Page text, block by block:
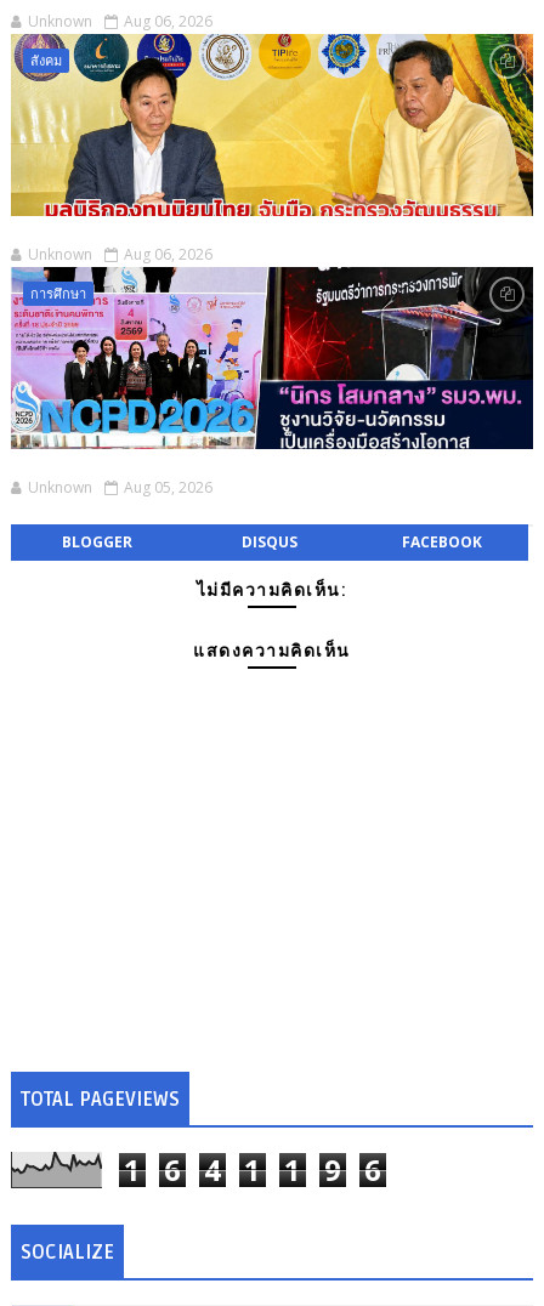
Unknown Aug 06, 2026
สังคม
Unknown Aug 06, 2026
การศึกษา
Unknown Aug 05, 2026
BLOGGER DISQUS FACEBOOK
ไม่มีความคิดเห็น:
แสดงความคิดเห็น
TOTAL PAGEVIEWS
1 6 4 1 1 9 6
SOCIALIZE